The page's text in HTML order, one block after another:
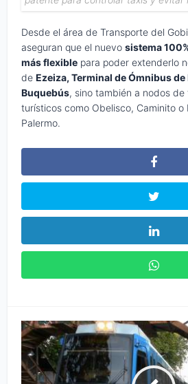
Desde el área de Transporte del
aseguran que el nuevosistema
más flexible para poder extenderlo
deEzeiza, Terminal de Ómnibus
Buquebús, sino también a nodos
turísticos como Obelisco, Caminito o
Palermo.